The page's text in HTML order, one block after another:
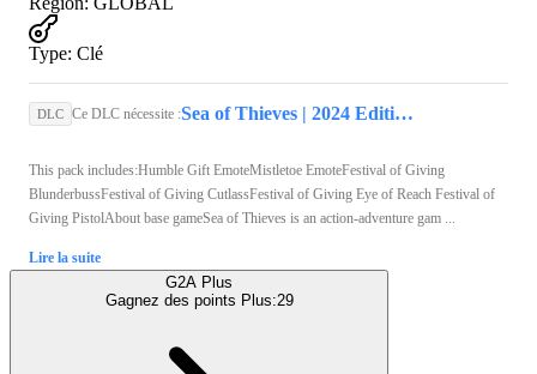
Type: Clé
DLC Ce DLC nécessite : Sea of Thieves | 2024 Edition (Xbox Series X/S, PC) - Xbox Live Key - GLOBAL
This pack includes:Humble Gift EmoteMistletoe EmoteFestival of Giving
BlunderbussFestival of Giving CutlassFestival of Giving Eye of Reach Festival of
Giving PistolAbout base gameSea of Thieves is an action-adventure gam ...
Lire la suite
G2A Plus
Gagnez des points Plus:29